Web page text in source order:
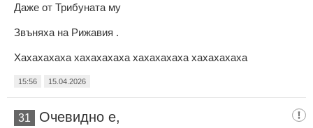
Даже от Трибуната му
Звъняха на Рижавия .
Хахахахаха хахахахаха хахахахаха хахахахаха
15:56 15.04.2026
31 Очевидно е,